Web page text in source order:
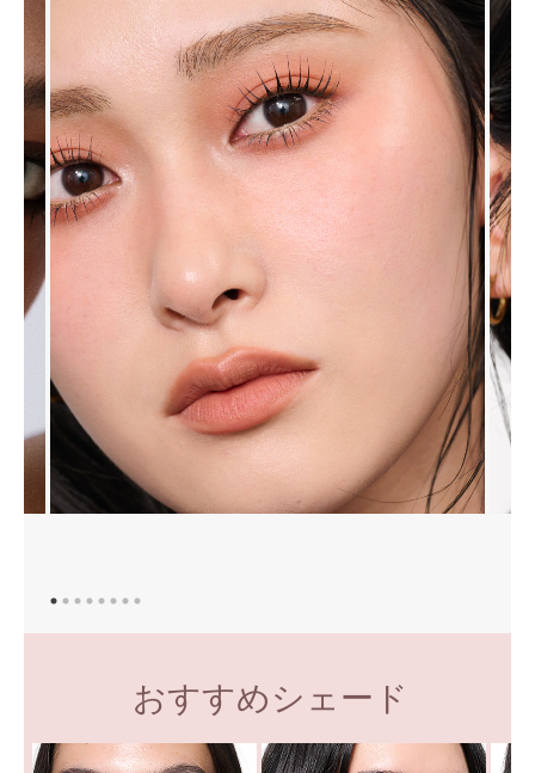
おすすめシェード